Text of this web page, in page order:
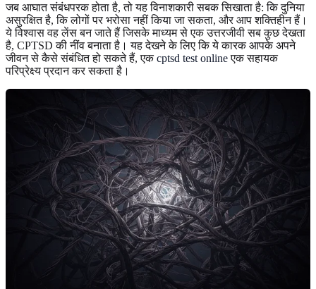
जब आघात संबंधपरक होता है, तो यह विनाशकारी सबक सिखाता है: कि दुनिया
असुरक्षित है, कि लोगों पर भरोसा नहीं किया जा सकता, और आप शक्तिहीन हैं।
ये विश्वास वह लेंस बन जाते हैं जिसके माध्यम से एक उत्तरजीवी सब कुछ देखता
है, CPTSD की नींव बनाता है। यह देखने के लिए कि ये कारक आपके अपने
जीवन से कैसे संबंधित हो सकते हैं, एकcptsd test onlineएक सहायक
परिप्रेक्ष्य प्रदान कर सकता है।